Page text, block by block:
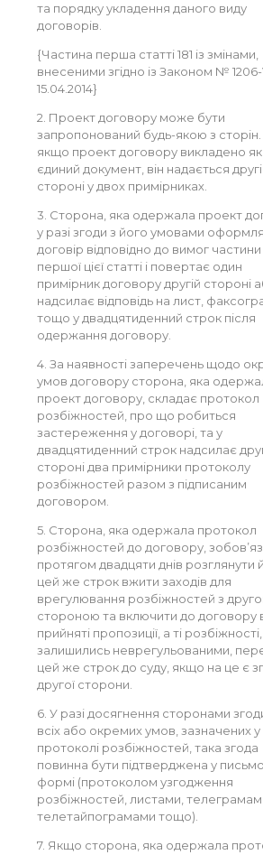
та порядку укладення даного виду
договорів.
{Частина перша статті 181 із змінами,
внесеними згідно із Законом № 1206-
15.04.2014}
2. Проект договору може бути
запропонований будь-якою з сторін.
якщо проект договору викладено як
єдиний документ, він надається
стороні у двох примірниках.
3. Сторона, яка одержала проект
у разі згоди з його умовами
договір відповідно до вимог частини
першої цієї статті і повертає один
примірник договору другій стороні
надсилає відповідь на лист,
тощо у двадцятиденний строк після
одержання договору.
4. За наявності заперечень щодо
умов договору сторона, яка
проект договору, складає протокол
розбіжностей, про що робиться
застереження у договорі, та у
двадцятиденний строк надсилає
стороні два примірники протоколу
розбіжностей разом з підписаним
договором.
5. Сторона, яка одержала протокол
розбіжностей до договору,
протягом двадцяти днів розглянути
цей же строк вжити заходів для
врегулювання розбіжностей з
стороною та включити до договору
прийняті пропозиції, а ті
залишились неврегульованими,
цей же строк до суду, якщо на це є
другої сторони.
6. У разі досягнення сторонами
всіх або окремих умов, зазначених у
протоколі розбіжностей, така згода
повинна бути підтверджена у
формі (протоколом узгодження
розбіжностей, листами,
телетайпограмами тощо).
7. Якщо сторона, яка одержала